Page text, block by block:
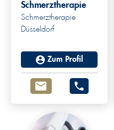
Schmerztherapie
Schmerztherapie
Düsseldorf
Zum Profil